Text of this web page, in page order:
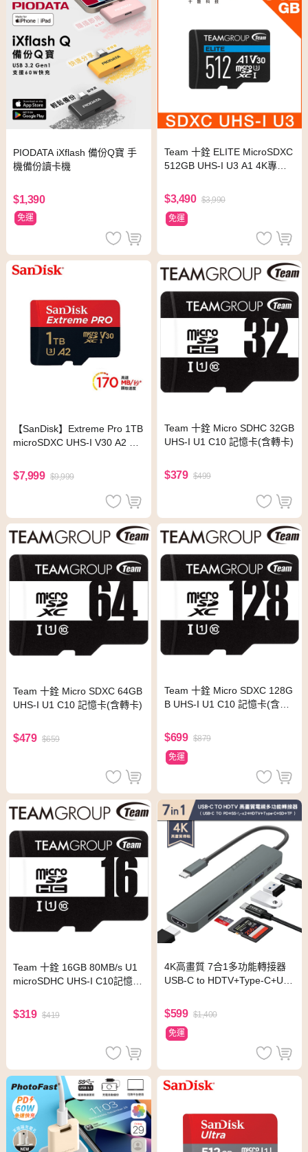
PIODATA iXflash 備份Q寶 手
機備份讀卡機
$1,390
免運
Team 十銓 ELITE MicroSDXC
512GB UHS-I U3 A1 4K專用
$3,490 $3,990
免運
【SanDisk】Extreme Pro 1TB
microSDXC UHS-I V30 A2 記
$7,999 $9,999
Team 十銓 Micro SDHC 32GB
UHS-I U1 C10 記憶卡(含轉卡)
$379 $499
Team 十銓 Micro SDXC 64GB
UHS-I U1 C10 記憶卡(含轉卡)
$479 $659
Team 十銓 Micro SDXC 128G
B UHS-I U1 C10 記憶卡(含轉
$699 $879
免運
Team 十銓 16GB 80MB/s U1
microSDHC UHS-I C10記憶卡
$319 $419
4K高畫質 7合1多功能轉接器
USB-C to HDTV+Type-C+US
充集線讀卡機
$599 $1,400
免運